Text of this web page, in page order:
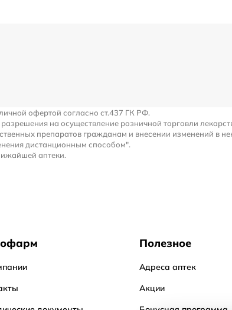
офертой согласно ст.437 ГК РФ.
на осуществление розничной торговли
препаратов гражданам и внесении изменений в
дистанционным способом".
аптеки.
Полезное
Адреса аптек
Акции